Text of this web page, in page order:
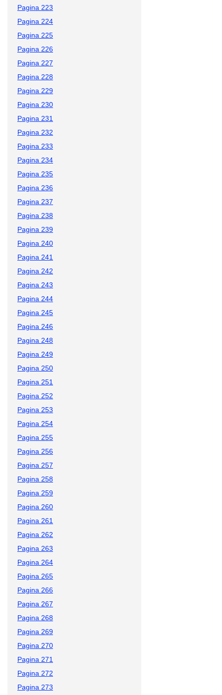
Pagina 223
Pagina 224
Pagina 225
Pagina 226
Pagina 227
Pagina 228
Pagina 229
Pagina 230
Pagina 231
Pagina 232
Pagina 233
Pagina 234
Pagina 235
Pagina 236
Pagina 237
Pagina 238
Pagina 239
Pagina 240
Pagina 241
Pagina 242
Pagina 243
Pagina 244
Pagina 245
Pagina 246
Pagina 248
Pagina 249
Pagina 250
Pagina 251
Pagina 252
Pagina 253
Pagina 254
Pagina 255
Pagina 256
Pagina 257
Pagina 258
Pagina 259
Pagina 260
Pagina 261
Pagina 262
Pagina 263
Pagina 264
Pagina 265
Pagina 266
Pagina 267
Pagina 268
Pagina 269
Pagina 270
Pagina 271
Pagina 272
Pagina 273